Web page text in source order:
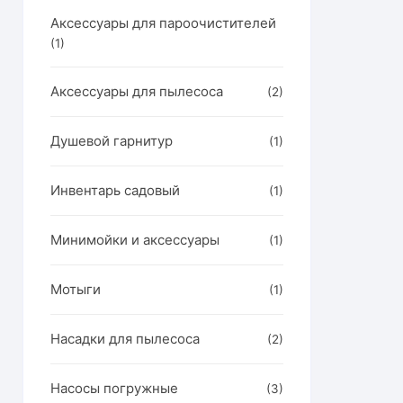
Аксессуары для пароочистителей
(1)
Аксессуары для пылесоса (2)
Душевой гарнитур (1)
Инвентарь садовый (1)
Минимойки и аксессуары (1)
Мотыги (1)
Насадки для пылесоса (2)
Насосы погружные (3)